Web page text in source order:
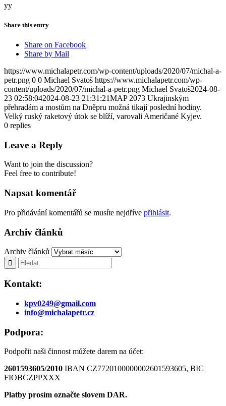
yy
Share this entry
Share on Facebook
Share by Mail
https://www.michalapetr.com/wp-content/uploads/2020/07/michal-a-
petr.png 0 0 Michael Svatoš https://www.michalapetr.com/wp-
content/uploads/2020/07/michal-a-petr.png Michael Svatoš2024-08-
23 02:58:042024-08-23 21:31:21MAP 2073 Ukrajinským
přehradám a mostům na Dněpru možná tikají poslední hodiny.
Velký ruský raketový útok se blíží, varovali Američané Kyjev.
0 replies
Leave a Reply
Want to join the discussion?
Feel free to contribute!
Napsat komentář
Pro přidávání komentářů se musíte nejdříve přihlásit.
Archiv článků
Archiv článků
Kontakt:
kpv0249@gmail.com
info@michalapetr.cz
Podpora:
Podpořit naši činnost můžete darem na účet:
2601593605/2010 IBAN CZ7720100000002601593605, BIC
FIOBCZPPXXX
Platby prosím označte slovem DAR.